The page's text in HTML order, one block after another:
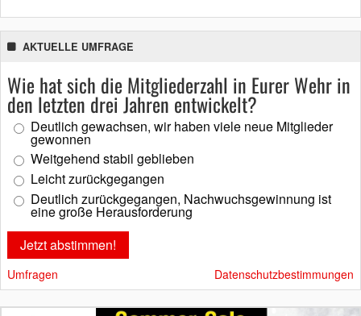
AKTUELLE UMFRAGE
Wie hat sich die Mitgliederzahl in Eurer Wehr in
den letzten drei Jahren entwickelt?
Deutlich gewachsen, wir haben viele neue Mitglieder
gewonnen
Weitgehend stabil geblieben
Leicht zurückgegangen
Deutlich zurückgegangen, Nachwuchsgewinnung ist
eine große Herausforderung
Umfragen Datenschutzbestimmungen